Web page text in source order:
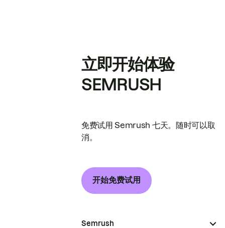
立即开始体验
SEMRUSH
免费试用 Semrush 七天。随时可以取
消。
开始免费试用
Semrush